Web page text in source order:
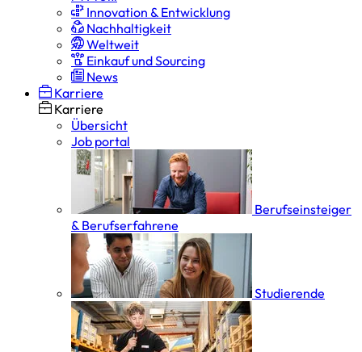
Innovation & Entwicklung
Nachhaltigkeit
Weltweit
Einkauf und Sourcing
News
Karriere
Karriere
Übersicht
Job portal
Berufseinsteiger
& Berufserfahrene
Studierende